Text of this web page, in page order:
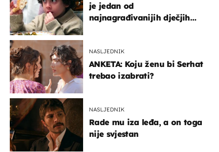
je jedan od
najnagrađivanijih dječjih
NASLJEDNIK
ANKETA: Koju ženu bi Serhat
trebao izabrati?
NASLJEDNIK
Rade mu iza leđa, a on toga
nije svjestan